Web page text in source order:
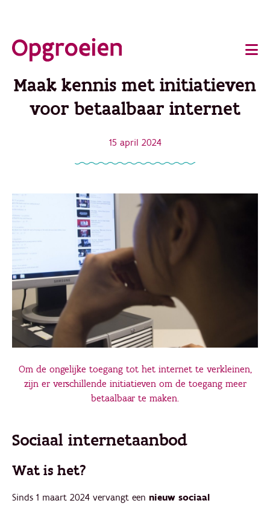
direct
hoofdinhoud
Main
navigation
Maak kennis met initiatieven
voor betaalbaar internet
15 april 2024
Om de ongelijke toegang tot het internet te verkleinen,
zijn er verschillende initiatieven om de toegang meer
betaalbaar te maken.
Sociaal internetaanbod
Wat is het?
Sinds 1 maart 2024 vervangt een nieuw sociaal